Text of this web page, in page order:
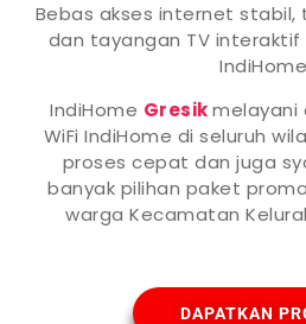
Bebas akses internet stabil,
dan tayangan TV
IndiHome Gresikmelayani
WiFi IndiHome di seluruh
proses cepat dan juga
banyak pilihan paket
warga Kecamatan
DAPATKAN